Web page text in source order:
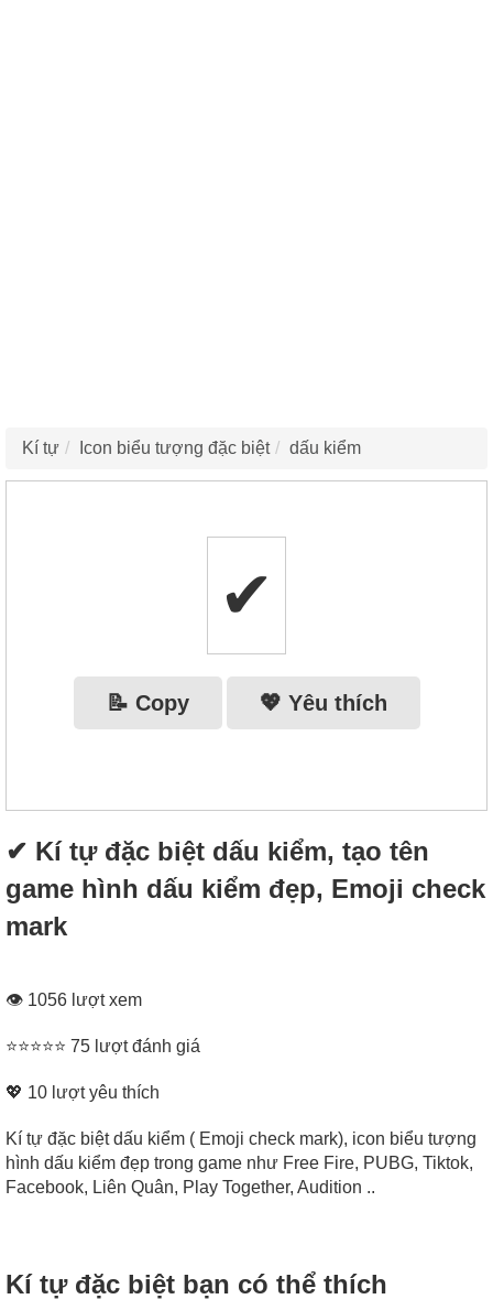
Kí tự Icon biểu tượng đặc biệt dấu kiểm
✔
📝 Copy 💖 Yêu thích
✔ Kí tự đặc biệt dấu kiểm, tạo tên
game hình dấu kiểm đẹp, Emoji check
mark
👁 1056 lượt xem
⭐⭐⭐⭐⭐ 75 lượt đánh giá
💖 10 lượt yêu thích
Kí tự đặc biệt dấu kiểm ( Emoji check mark), icon biểu tượng
hình dấu kiểm đẹp trong game như Free Fire, PUBG, Tiktok,
Facebook, Liên Quân, Play Together, Audition ..
Kí tự đặc biệt bạn có thể thích